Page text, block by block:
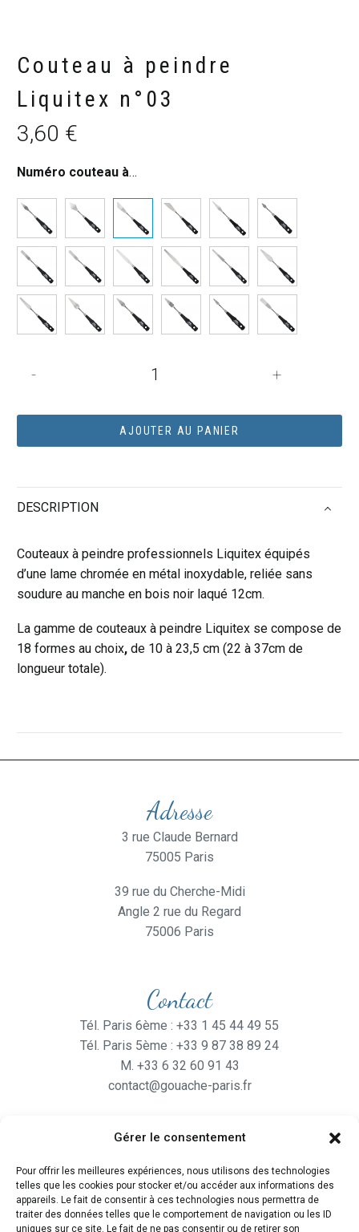
Gérer le consentement
Pour offrir les meilleures expériences, nous utilisons des technologies
telles que les cookies pour stocker et/ou accéder aux informations des
appareils. Le fait de consentir à ces technologies nous permettra de
traiter des données telles que le comportement de navigation ou les ID
uniques sur ce site. Le fait de ne pas consentir ou de retirer son
Couteau à peindre
Liquitex n°03
3,60 €
Numéro couteau à peindre
-
peindre
n°03
+
AJOUTER AU PANIER
DESCRIPTION
Couteaux à peindre professionnels Liquitex équipés
d’une lame chromée en métal inoxydable, reliée sans
soudure au manche en bois noir laqué 12cm.
La gamme de couteaux à peindre Liquitex se compose de
18 formes au choix, de 10 à 23,5 cm (22 à 37cm de
longueur totale).
Adresse
3 rue Claude Bernard
75005 Paris
39 rue du Cherche-Midi
Angle 2 rue du Regard
75006 Paris
Contact
Tél. Paris 6ème : +33 1 45 44 49 55
Tél. Paris 5ème : +33 9 87 38 89 24
M. +33 6 32 60 91 43
contact@gouache-paris.fr
Ouvertdu lundi au Vendredi
de 9H30 à 19H
et le Samedi de 10H à 19H